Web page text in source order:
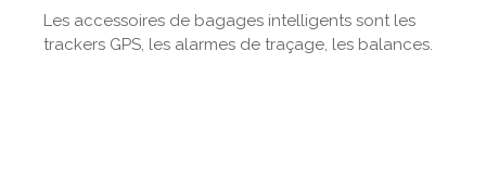
Les accessoires de bagages intelligents sont les
trackers GPS, les alarmes de traçage, les balances.